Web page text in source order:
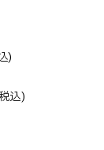
)
込)